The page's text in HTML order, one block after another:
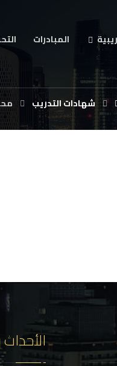
المبادرات
شهادات التدريب